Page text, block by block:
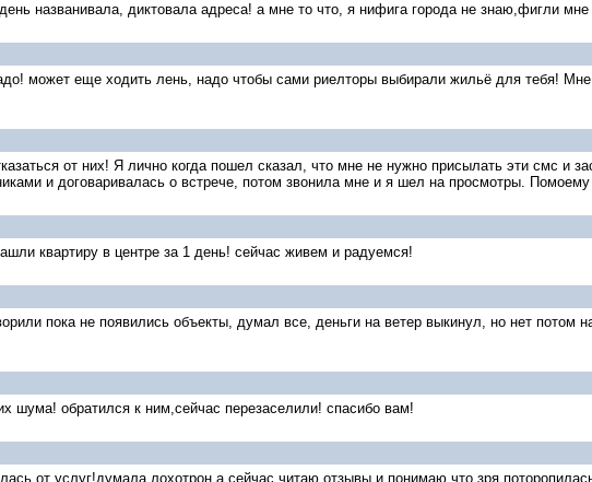
названивала, диктовала адреса! а мне то что, я нифига города не знаю,фигли мне
может еще ходить лень, надо чтобы сами риелторы выбирали жильё для тебя!
от них! Я лично когда пошел сказал, что мне не нужно присылать эти смс и
и договаривалась о встрече, потом звонила мне и я шел на просмотры. Помоему
квартиру в центре за 1 день! сейчас живем и радуемся!
пока не появились объекты, думал все, деньги на ветер выкинул, но нет потом
шума! обратился к ним,сейчас перезаселили! спасибо вам!
от услуг!думала лохотрон,а сейчас читаю отзывы и понимаю,что зря